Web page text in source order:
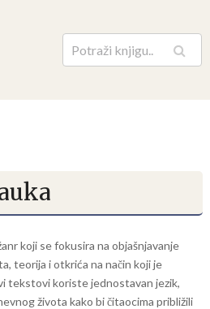
Pretraga
koji se fokusira na objašnjavanje
teorija i otkrića na način koji je
tekstovi koriste jednostavan jezik,
života kako bi čitaocima približili